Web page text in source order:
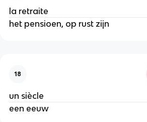
la retraite
het pensioen, op rust zijn
18
un siècle
een eeuw